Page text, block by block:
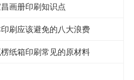
画册印刷知识点
刷应该避免的八大浪费
纸箱印刷常见的原材料